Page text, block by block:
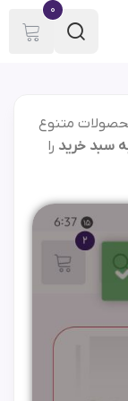
0
متنوع
سبد خرید را